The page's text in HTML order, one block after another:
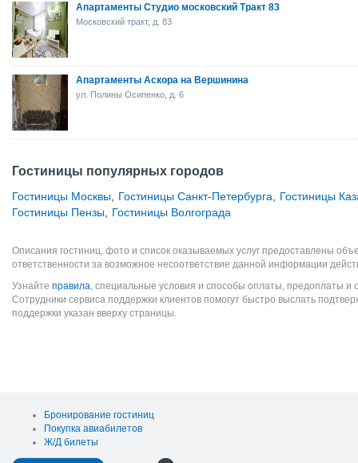
Апартаменты Студио московский Тракт 83
Московский тракт, д. 83
Апартаменты Аскора на Вершинина
ул. Полины Осипенко, д. 6
Гостиницы популярных городов
Гостиницы Москвы Гостиницы Санкт-Петербурга
Гостиницы
Гостиницы Пензы
Гостиницы Волгограда
Описания гостиниц, фото и список оказываемых услуг предоставлены
ответственности за возможное несоответствие данной информации
Узнайте правила, специальные условия и способы оплаты, предоплаты и
Сотрудники сервиса поддержки клиентов помогут быстро выслать
поддержки указан вверху страницы.
Бронирование гостиниц
Покупка авиабилетов
Ж/Д билеты